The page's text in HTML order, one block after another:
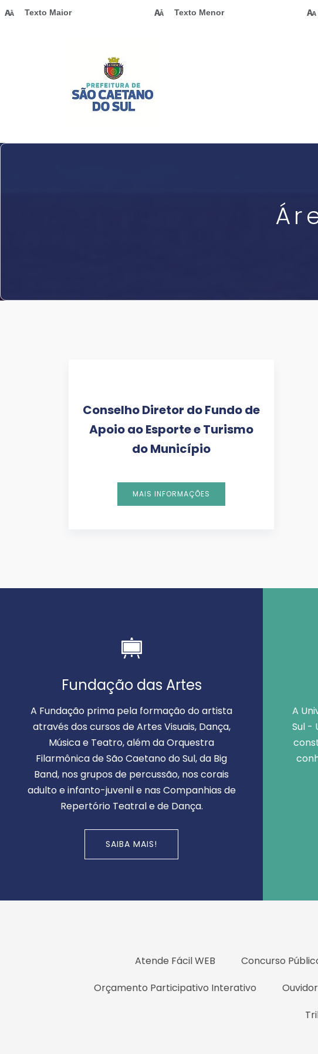
Texto Maior Texto Menor
Conselho Diretor do Fundo de
Apoio ao Esporte e Turismo
do Município
MAIS INFORMAÇÕES
Fundação das Artes
A Fundação prima pela formação do artista
através dos cursos de Artes Visuais, Dança,
Música e Teatro, além da Orquestra
Filarmônica de São Caetano do Sul, da Big
Band, nos grupos de percussão, nos corais
adulto e infanto-juvenil e nas Companhias de
Repertório Teatral e de Dança.
SAIBA MAIS!
A
Sul -
Atende Fácil WEB Concurso
Orçamento Participativo Interativo